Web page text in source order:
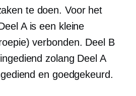
te doen. Voor het
A is een kleine
verbonden. Deel B
zolang Deel A
en goedgekeurd.